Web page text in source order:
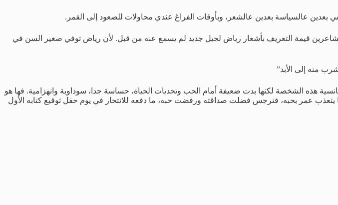
عالسياسة بعدين عالشعر، وبأوقات الفراغ عندي محاولات للصعود إلى القمر.
قيمة التعريف بأشعار رياض لجيل جديد لم يسمع عنه من قبل. لأن رياض توفي صغير السن في
منه إلى الأبد”
هذه الشخصة لكنها بدت ضعيفة أمام الحب وتحديات الحياة، حساسة جدا، سوداوية وانهزامية. فها هو
يتعذب عمر بحبه، فنرجس فضلت صداقته ورفضت حبه، ما دفعه للانتحار في يوم حفل توقيع كتابه الأول